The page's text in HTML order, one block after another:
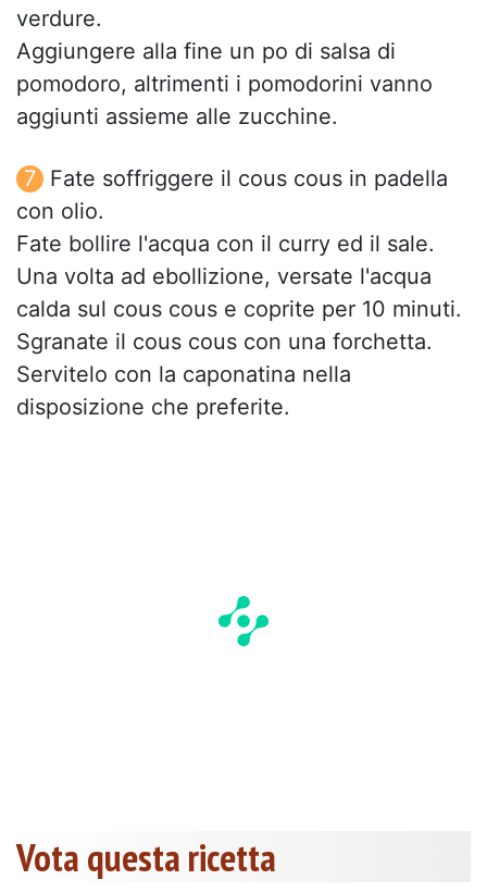
verdure.
Aggiungere alla fine un po di salsa di
pomodoro, altrimenti i pomodorini vanno
aggiunti assieme alle zucchine.
Fate soffriggere il cous cous in padella
con olio.
Fate bollire l'acqua con il curry ed il sale.
Una volta ad ebollizione, versate l'acqua
calda sul cous cous e coprite per 10 minuti.
Sgranate il cous cous con una forchetta.
Servitelo con la caponatina nella
disposizione che preferite.
Vota questa ricetta